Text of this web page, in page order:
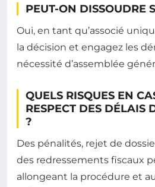
PEUT-ON DISSOUDRE
Oui, en tant qu’associé
la décision et engagez les
nécessité d’assemblée
QUELS RISQUES EN
RESPECT DES DÉLAIS
?
Des pénalités, rejet de
des redressements fiscaux
allongeant la procédure et